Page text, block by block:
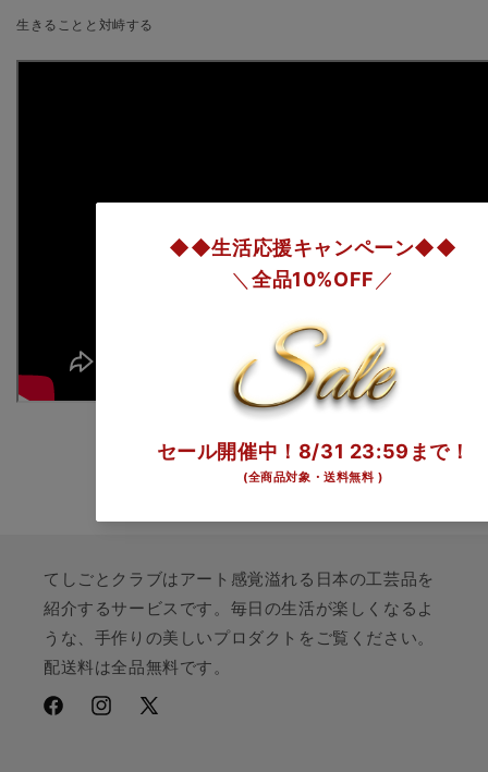
生きることと対峙する
Back to blog
てしごとクラブはアート感覚溢れる日本の工芸品を
紹介するサービスです。毎日の生活が楽しくなるよ
うな、手作りの美しいプロダクトをご覧ください。
配送料は全品無料です。
FacebookInstagram
X